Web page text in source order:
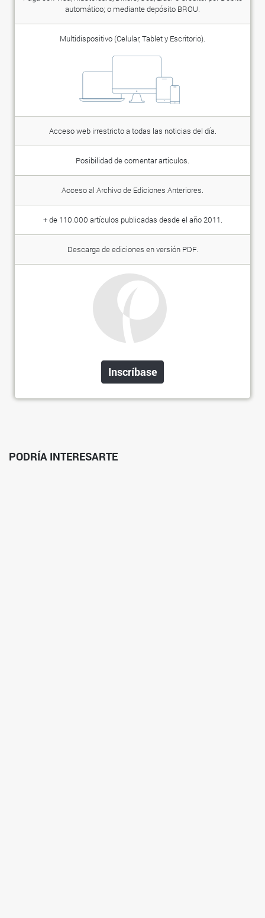
automático; o mediante depósito BROU.
Multidispositivo (Celular, Tablet y Escritorio).
Acceso web irrestricto a todas las noticias del día.
Posibilidad de comentar artículos.
Acceso al Archivo de Ediciones Anteriores.
+ de 110.000 artículos publicadas desde el año 2011.
Descarga de ediciones en versión PDF.
Inscríbase
PODRÍA INTERESARTE